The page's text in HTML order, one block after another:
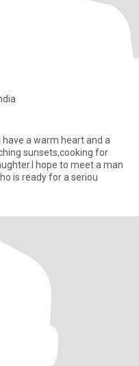
have a warm heart and a
sunsets,cooking for
is ready for a seriou